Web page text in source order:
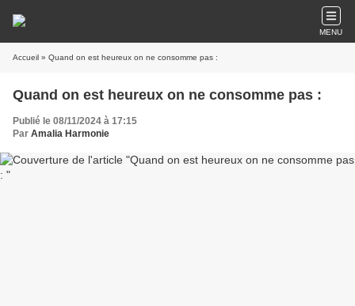
MENU
Accueil » Quand on est heureux on ne consomme pas :
Quand on est heureux on ne consomme pas :
Publié le 08/11/2024 à 17:15
Par Amalia Harmonie